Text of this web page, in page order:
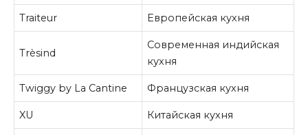
Traiteur Европейская кухня
Trèsind
Современная индийская
кухня
Twiggy by La Cantine Французская кухня
XU Китайская кухня